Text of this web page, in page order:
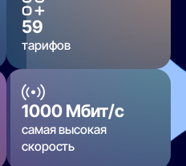
59
тарифов
1000 Мбит/с
самая высокая
скорость